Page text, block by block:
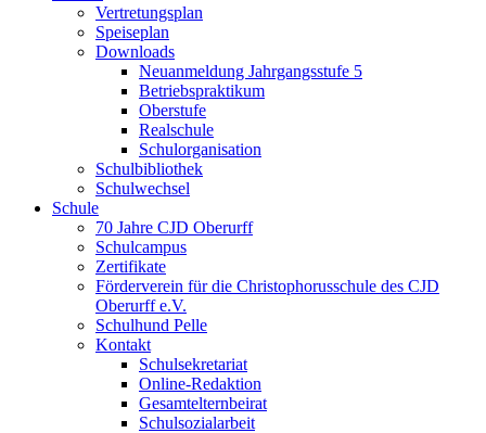
Vertretungsplan
Speiseplan
Downloads
Neuanmeldung Jahrgangsstufe 5
Betriebspraktikum
Oberstufe
Realschule
Schulorganisation
Schulbibliothek
Schulwechsel
Schule
70 Jahre CJD Oberurff
Schulcampus
Zertifikate
Förderverein für die Christophorusschule des CJD
Oberurff e.V.
Schulhund Pelle
Kontakt
Schulsekretariat
Online-Redaktion
Gesamtelternbeirat
Schulsozialarbeit